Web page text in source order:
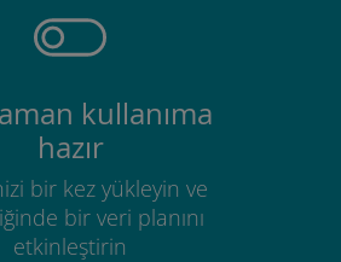
kullanıma
hazır
bir kez yükleyin ve
bir veri planını
etkinleştirin